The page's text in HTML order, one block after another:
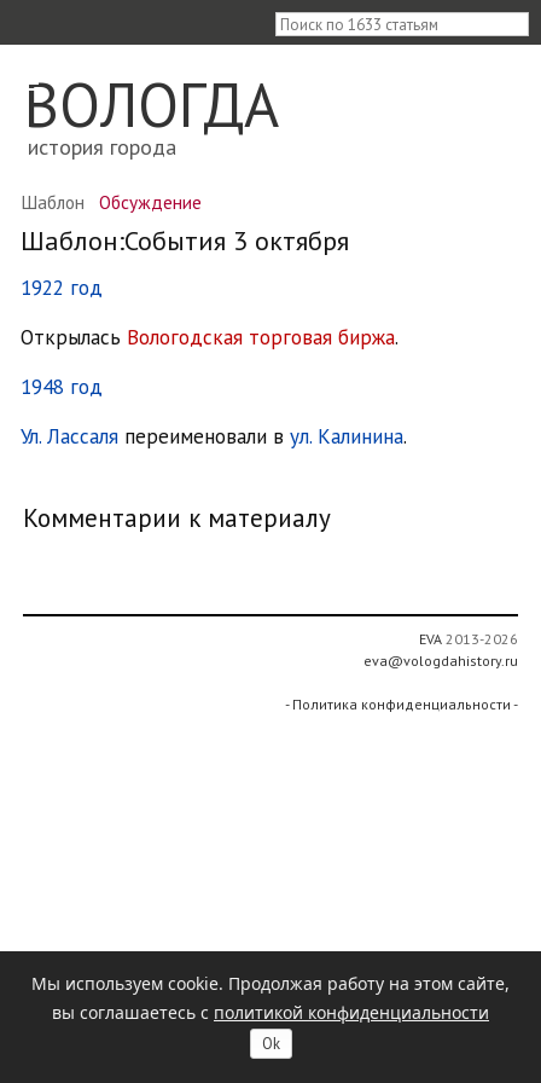
ВОЛОГДА
история города
≡
Шаблон Обсуждение
Шаблон:События 3 октября
1922 год
Открылась Вологодская торговая биржа.
1948 год
Ул. Лассаля переименовали вул. Калинина.
Комментарии к материалу
EVA 2013-2026
eva@vologdahistory.ru
- Политика конфиденциальности -
Мы используем cookie. Продолжая работу на этом сайте,
вы соглашаетесь с политикой конфиденциальности
Ok